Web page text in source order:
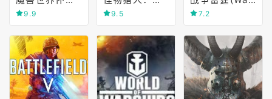
9.9 9.5 7.2